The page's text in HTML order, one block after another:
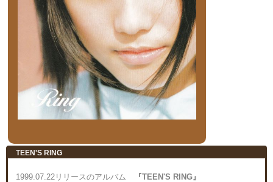
TEEN'S RING
1999.07.22リリースのアルバム 『TEEN'S RING』